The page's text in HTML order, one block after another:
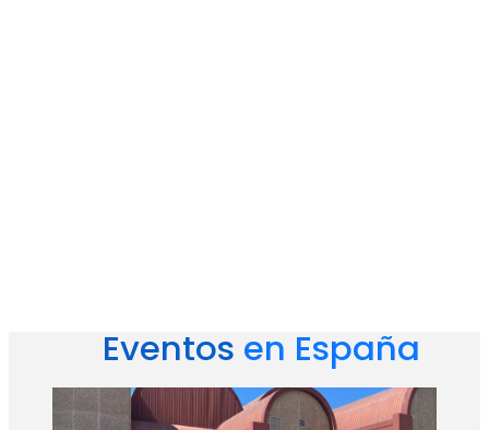
Eventos en España